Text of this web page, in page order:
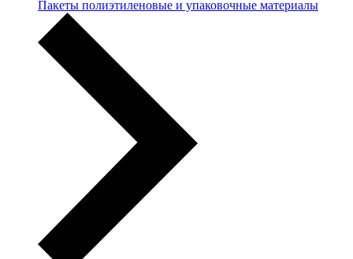
Пакеты полиэтиленовые и упаковочные материалы